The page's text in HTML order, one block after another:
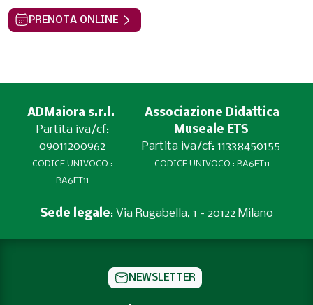
PRENOTA ONLINE
ADMaiora s.r.l.
Partita iva/cf:
09011200962
CODICE UNIVOCO :
BA6ET11
Associazione Didattica
Museale ETS
Partita iva/cf: 11338450155
CODICE UNIVOCO : BA6ET11
Sede legale: Via Rugabella, 1 - 20122 Milano
NEWSLETTER